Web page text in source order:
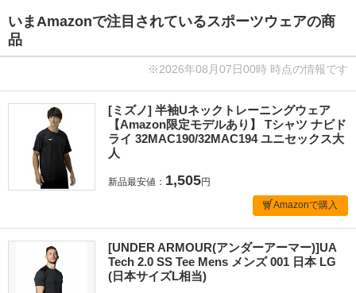
いまAmazonで注目されているスポーツウェアの商
品
※2026年08月07日00時 時点の情報です
[ミズノ] 半袖Uネックトレーニングウェア
【Amazon限定モデルあり】 Tシャツ ナビド
ライ 32MAC190/32MAC194 ユニセックス大
人
新品最安値： 1,505円
Amazonで購入
[UNDER ARMOUR(アンダーアーマー)]UA
Tech 2.0 SS Tee Mens メンズ 001 日本 LG
(日本サイズL相当)